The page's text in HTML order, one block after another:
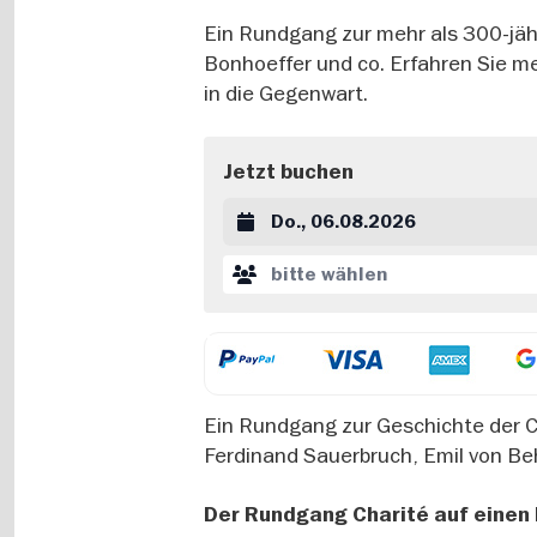
Ein Rundgang zur mehr als 300-
Bonhoeffer und co. Erfahren Sie
in die Gegenwart.
Jetzt buchen
Datum auswählen
bitte wählen
Ein Rundgang zur Geschichte der
Ferdinand Sauerbruch, Emil von
Der Rundgang Charité auf einen